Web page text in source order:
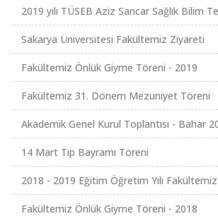
2019 yılı TÜSEB Aziz Sancar Sağlık Bilim
Sakarya Üniversitesi Fakültemiz Ziyareti
Fakültemiz Önlük Giyme Töreni - 2019
Fakültemiz 31. Dönem Mezuniyet Töreni
Akademik Genel Kurul Toplantısı - Bahar
14 Mart Tıp Bayramı Töreni
2018 - 2019 Eğitim Öğretim Yılı
Fakültemiz Önlük Giyme Töreni - 2018